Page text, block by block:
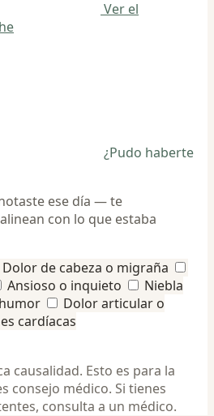
Ver el
¿Pudo haberte
ese día — te
con lo que estaba
Dolor de cabeza o migraña
Ansioso o inquieto
Niebla
Dolor articular o
cardíacas
causalidad. Esto es para la
consejo médico. Si tienes
consulta a un médico.